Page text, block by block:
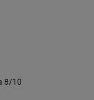
8/10